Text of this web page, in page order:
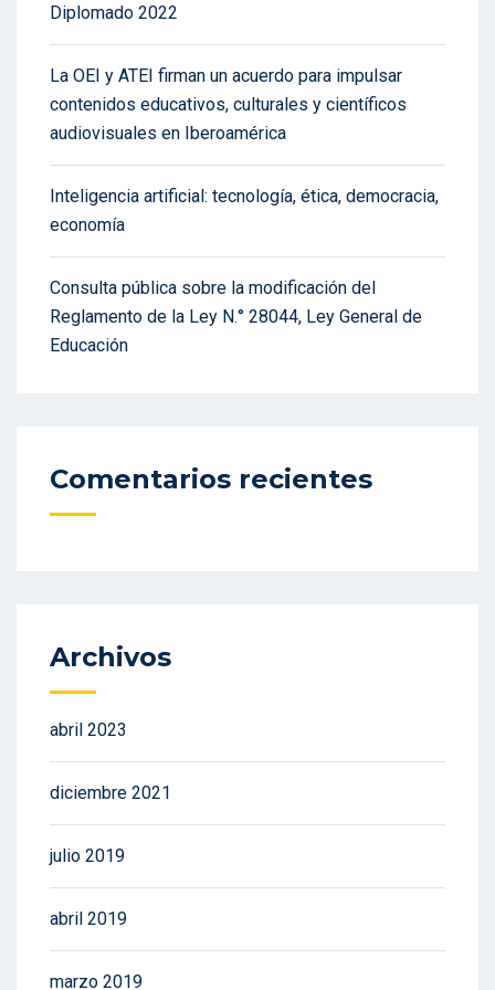
Diplomado 2022
La OEI y ATEI firman un acuerdo para impulsar
contenidos educativos, culturales y científicos
audiovisuales en Iberoamérica
Inteligencia artificial: tecnología, ética, democracia,
economía
Consulta pública sobre la modificación del
Reglamento de la Ley N.° 28044, Ley General de
Educación
Comentarios recientes
Archivos
abril 2023
diciembre 2021
julio 2019
abril 2019
marzo 2019